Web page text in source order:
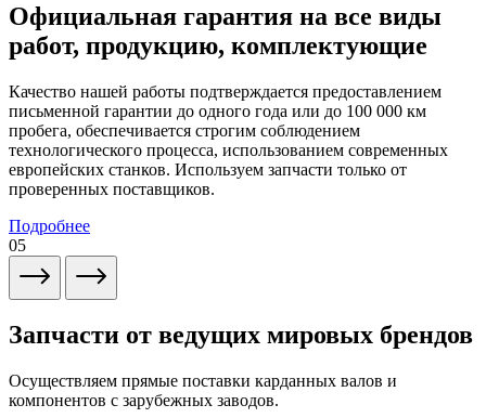
Официальная гарантия на все виды
работ, продукцию, комплектующие
Качество нашей работы подтверждается предоставлением
письменной гарантии до одного года или до 100 000 км
пробега, обеспечивается строгим соблюдением
технологического процесса, использованием современных
европейских станков. Используем запчасти только от
проверенных поставщиков.
Подробнее
05
Запчасти от ведущих мировых брендов
Осуществляем прямые поставки карданных валов и
компонентов с зарубежных заводов.